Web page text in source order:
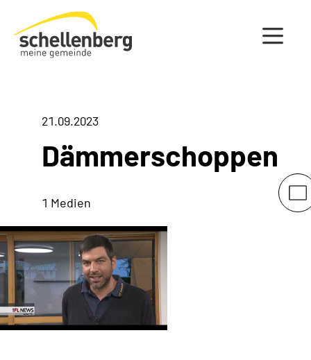
Gemeinde Schellenberg Startseite
21.09.2023
Dämmerschoppen
1 Medien